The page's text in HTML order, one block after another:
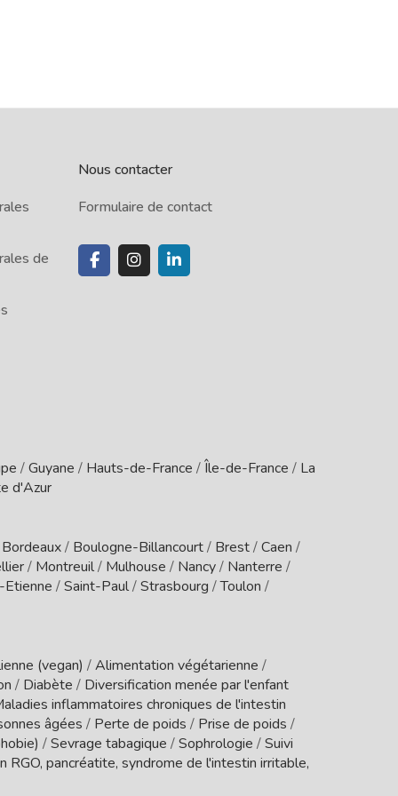
de
Nous contacter
Formulaire de contact
/Guyane / Hauts-de-France /Île-de-France / La
d'Azur
Bordeaux/ Boulogne-Billancourt/ Brest/Caen /
/ Montreuil/ Mulhouse / Nancy/ Nanterre /
Etienne /Saint-Paul/Strasbourg /Toulon /
(vegan) /Alimentation végétarienne /
/ Diabète / Diversification menée par l'enfant
inflammatoires chroniques de l'intestin
âgées / Perte de poids / Prise de poids /
/Sevrage tabagique /Sophrologie /Suivi
pancréatite, syndrome de l'intestin irritable,